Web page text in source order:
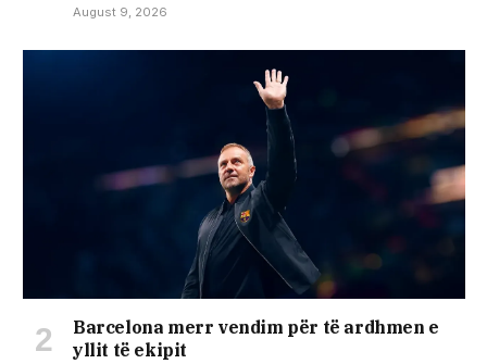
August 9, 2026
Barcelona merr vendim për të ardhmen e
yllit të ekipit